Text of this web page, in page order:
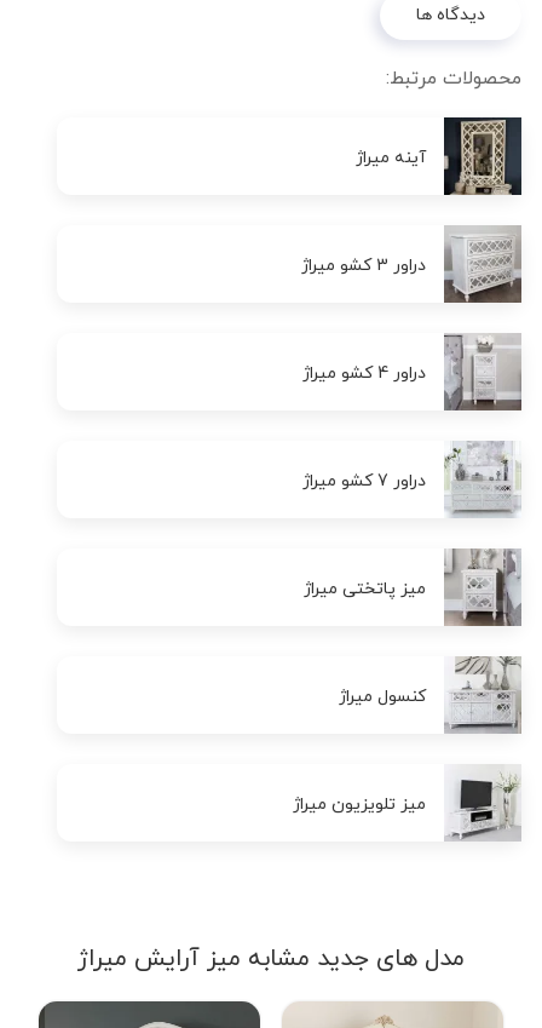
دیدگاه ها
محصولات مرتبط:
آینه میراژ
دراور 3 کشو میراژ
دراور 4 کشو میراژ
دراور 7 کشو میراژ
میز پاتختی میراژ
کنسول میراژ
میز تلویزیون میراژ
مدل های جدید مشابه میز آرایش میراژ